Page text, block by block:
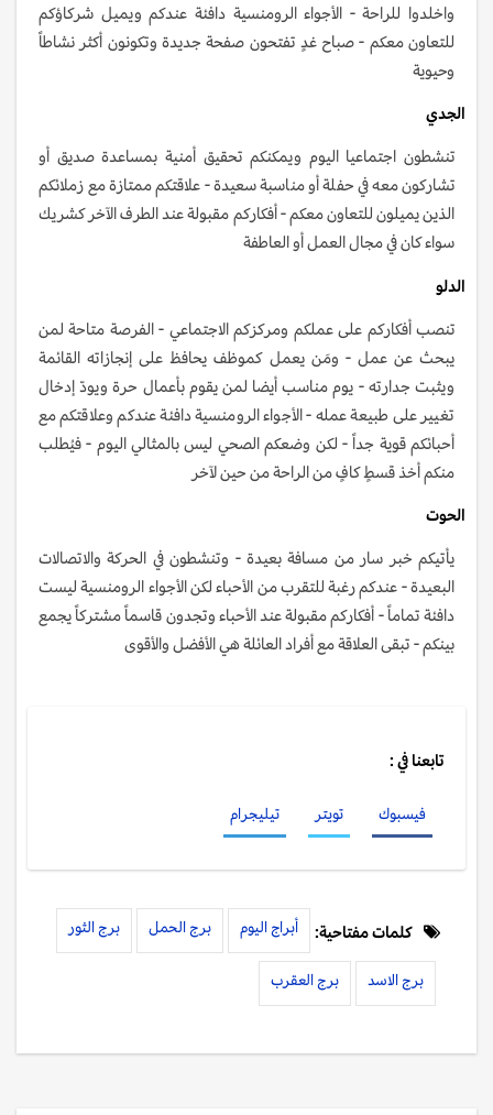
واخلدوا للراحة - الأجواء الرومنسية دافئة عندكم ويميل شركاؤكم
للتعاون معكم - صباح غدٍ تفتحون صفحة جديدة وتكونون أكثر نشاطاً
وحيوية
الجدي
تنشطون اجتماعيا اليوم ويمكنكم تحقيق أمنية بمساعدة صديق أو
تشاركون معه في حفلة أو مناسبة سعيدة - علاقتكم ممتازة مع زملائكم
الذين يميلون للتعاون معكم - أفكاركم مقبولة عند الطرف الآخر كشريك
سواء كان في مجال العمل أو العاطفة
الدلو
تنصب أفكاركم على عملكم ومركزكم الاجتماعي - الفرصة متاحة لمن
يبحث عن عمل - ومَن يعمل كموظف يحافظ على إنجازاته القائمة
ويثبت جدارته - يوم مناسب أيضا لمن يقوم بأعمال حرة ويودّ إدخال
تغيير على طبيعة عمله - الأجواء الرومنسية دافئة عندكم وعلاقتكم مع
أحبائكم قوية جداً - لكن وضعكم الصحي ليس بالمثالي اليوم - فيُطلب
منكم أخذ قسطٍ كافٍ من الراحة من حين لآخر
الحوت
يأتيكم خبر سار من مسافة بعيدة - وتنشطون في الحركة والاتصالات
البعيدة - عندكم رغبة للتقرب من الأحباء لكن الأجواء الرومنسية ليست
دافئة تماماً - أفكاركم مقبولة عند الأحباء وتجدون قاسماً مشتركاً يجمع
بينكم - تبقى العلاقة مع أفراد العائلة هي الأفضل والأقوى
تابعنا في :
فيسبوك تويتر تيليجرام
كلمات مفتاحية: أبراج اليوم برج الحمل برج الثور
برج الاسد برج العقرب